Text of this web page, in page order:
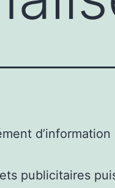
publicitaires